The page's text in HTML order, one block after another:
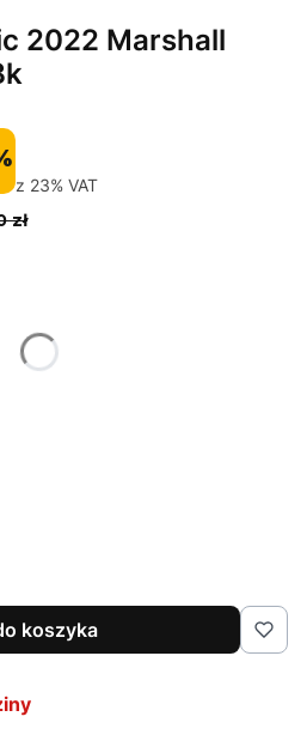
2022 Marshall
z 23% VAT
zł
koszyka